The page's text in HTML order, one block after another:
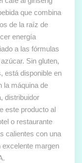
que combina
de la raíz de
energía
a las fórmulas
Sin gluten,
está disponible en
la máquina de
distribuidor
este producto al
o restaurante
calientes con una
excelente margen